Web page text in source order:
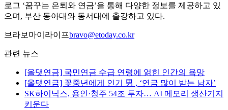
로그 ‘꿈꾸는 은퇴와 연금’을 통해 다양한 정보를 제공하고 있
으며, 부산 동아대와 동서대에 출강하고 있다.
브라보마이라이프bravo@etoday.co.kr
관련 뉴스
[올댓연금] 국민연금 수급 연령에 얽힌 인간의 욕망
[올댓연금] 꽃중년에게 인기 男 , ‘연금 많이 받는 남자’
SK하이닉스, 용인·청주 54조 투자… AI 메모리 생산기지
키운다